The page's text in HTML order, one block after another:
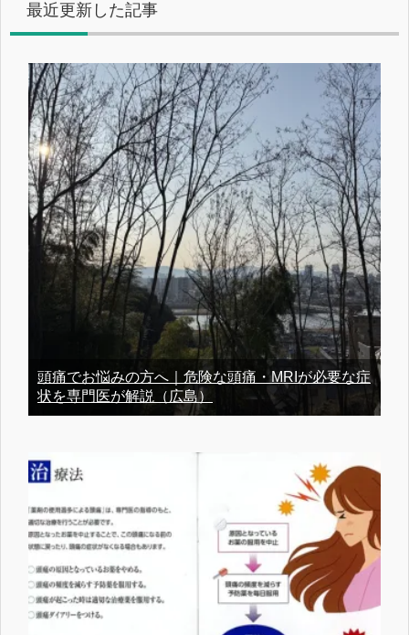
最近更新した記事
頭痛でお悩みの方へ｜危険な頭痛・MRIが必要な症
状を専門医が解説（広島）